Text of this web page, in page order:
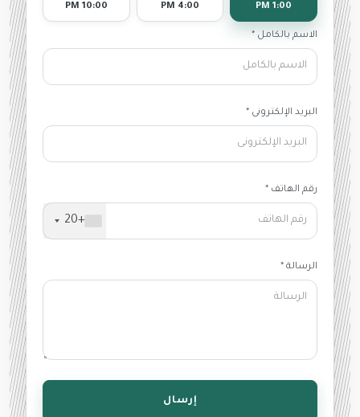
1:00 PM
4:00 PM
10:00 PM
الاسم بالكامل *
البريد الإلكترونى *
رقم الهاتف *
+20
الرسالة *
إرسال